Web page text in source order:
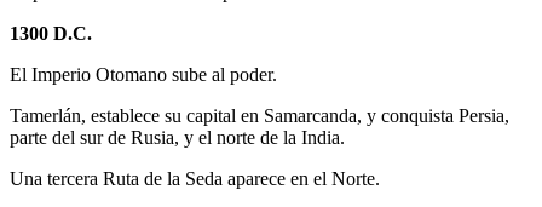
1300 D.C.
El Imperio Otomano sube al poder.
Tamerlán, establece su capital en Samarcanda, y conquista Persia,
parte del sur de Rusia, y el norte de la India.
Una tercera Ruta de la Seda aparece en el Norte.